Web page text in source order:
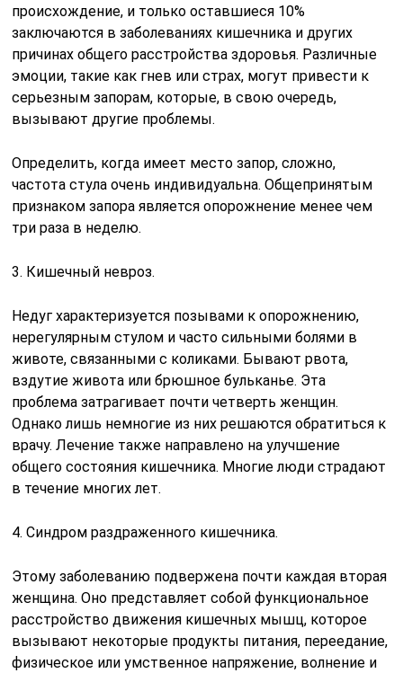
происхождение, и только оставшиеся 10%
заключаются в заболеваниях кишечника и других
причинах общего расстройства здоровья. Различные
эмоции, такие как гнев или страх, могут привести к
серьезным запорам, которые, в свою очередь,
вызывают другие проблемы.
Определить, когда имеет место запор, сложно,
частота стула очень индивидуальна. Общепринятым
признаком запора является опорожнение менее чем
три раза в неделю.
3. Кишечный невроз.
Недуг характеризуется позывами к опорожнению,
нерегулярным стулом и часто сильными болями в
животе, связанными с коликами. Бывают рвота,
вздутие живота или брюшное бульканье. Эта
проблема затрагивает почти четверть женщин.
Однако лишь немногие из них решаются обратиться к
врачу. Лечение также направлено на улучшение
общего состояния кишечника. Многие люди страдают
в течение многих лет.
4. Синдром раздраженного кишечника.
Этому заболеванию подвержена почти каждая вторая
женщина. Оно представляет собой функциональное
расстройство движения кишечных мышц, которое
вызывают некоторые продукты питания, переедание,
физическое или умственное напряжение, волнение и